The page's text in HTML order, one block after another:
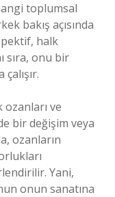
toplumsal
bakış açısında
halk
sıra, onu bir
ozanları ve
bir değişim veya
ozanların
Yani,
onun sanatına